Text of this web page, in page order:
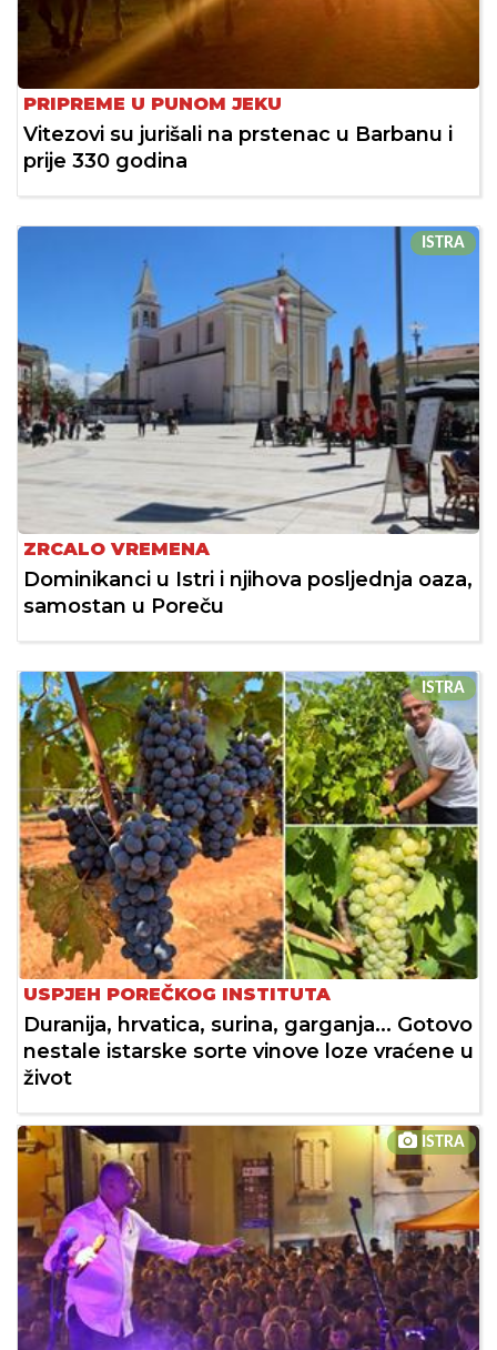
PRIPREME U PUNOM JEKU
Vitezovi su jurišali na prstenac u Barbanu i
prije 330 godina
ISTRA
ZRCALO VREMENA
Dominikanci u Istri i njihova posljednja oaza,
samostan u Poreču
ISTRA
USPJEH POREČKOG INSTITUTA
Duranija, hrvatica, surina, garganja... Gotovo
nestale istarske sorte vinove loze vraćene u
život
ISTRA